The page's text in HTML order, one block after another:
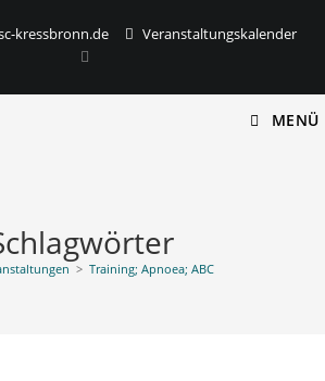
kressbronn.de Veranstaltungskalender
MENÜ
> Training; Apnoea; ABC